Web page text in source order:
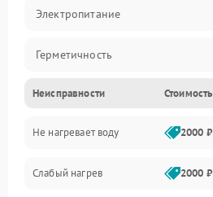
Электропитание
Герметичность
Неисправности Стоимость
Не нагревает воду 2000 ₽
Слабый нагрев 2000 ₽